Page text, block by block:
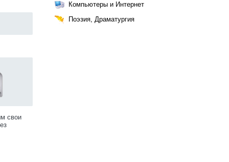
свои
Компьютеры и Интернет
Поэзия, Драматургия